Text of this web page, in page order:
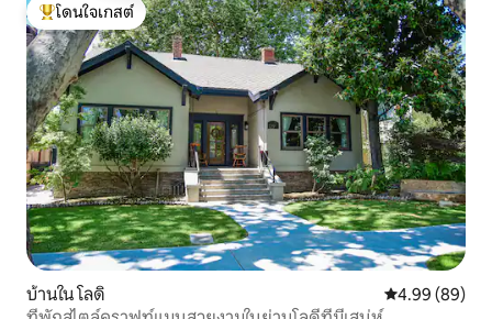
โดนใจเกสต์ที่สุด
โดนใจเกสต์
บ้านใน โลดิ คะแนนเฉลี่ย
4.99 (89)